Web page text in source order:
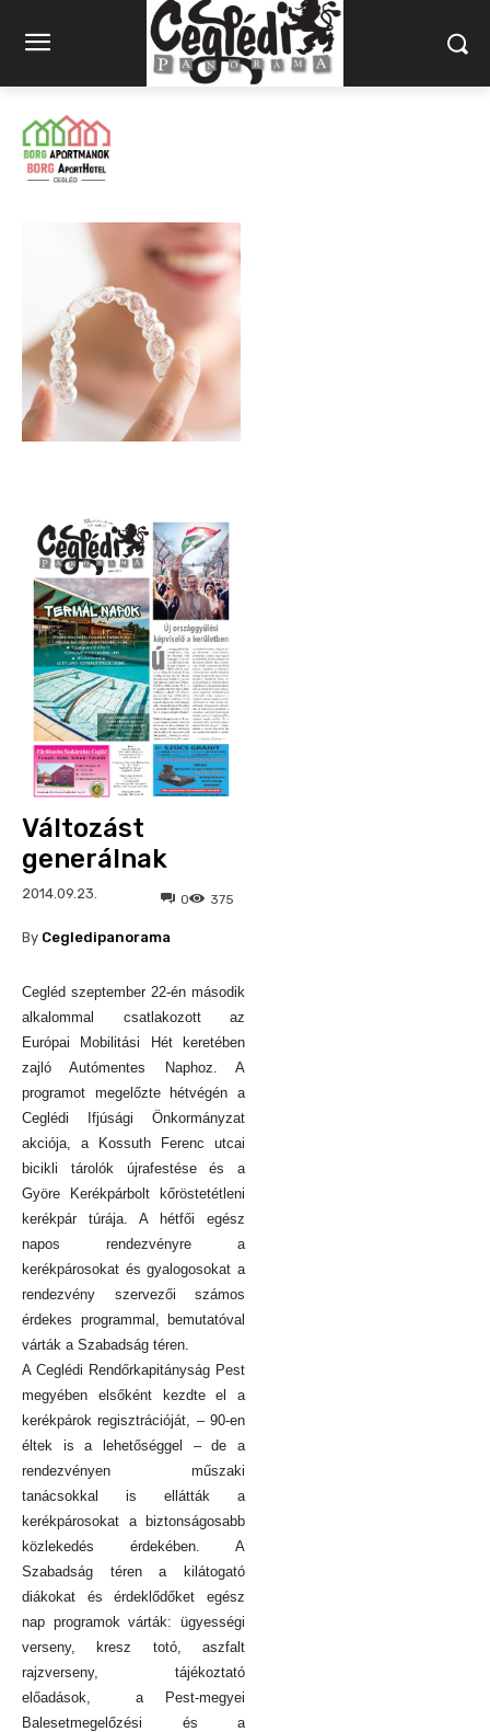
Változást
generálnak
2014.09.23. 375
0
By Cegledipanorama
Cegléd szeptember 22-én második
alkalommal csatlakozott az
Európai Mobilitási Hét keretében
zajló Autómentes Naphoz. A
programot megelőzte hétvégén a
Ceglédi Ifjúsági Önkormányzat
akciója, a Kossuth Ferenc utcai
bicikli tárolók újrafestése és a
Györe Kerékpárbolt kőröstetétleni
kerékpár túrája. A hétfői egész
napos rendezvényre a
kerékpárosokat és gyalogosokat a
rendezvény szervezői számos
érdekes programmal, bemutatóval
várták a Szabadság téren.
A Ceglédi Rendőrkapitányság Pest
megyében elsőként kezdte el a
kerékpárok regisztrációját, – 90-en
éltek is a lehetőséggel – de a
rendezvényen műszaki
tanácsokkal is ellátták a
kerékpárosokat a biztonságosabb
közlekedés érdekében. A
Szabadság téren a kilátogató
diákokat és érdeklődőket egész
nap programok várták: ügyességi
verseny, kresz totó, aszfalt
rajzverseny, tájékoztató
előadások, a Pest-megyei
Balesetmegelőzési és a